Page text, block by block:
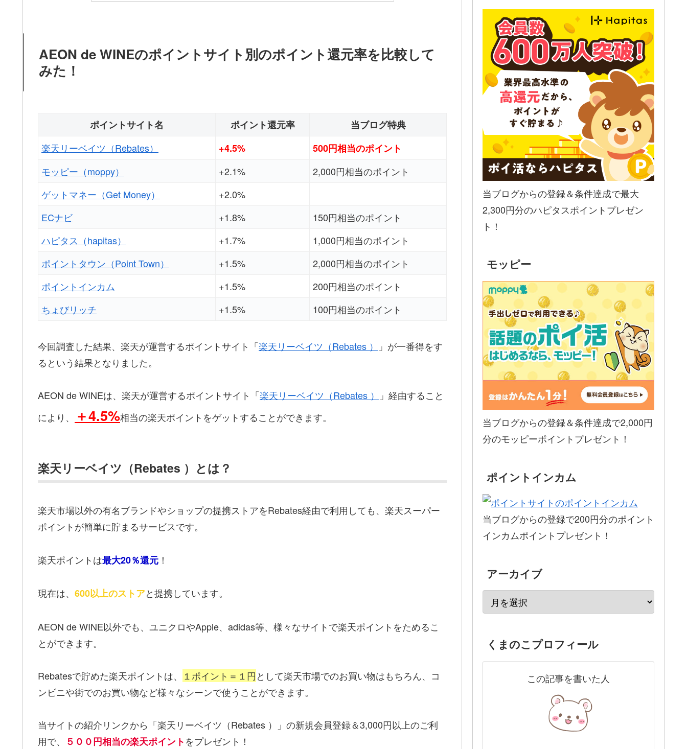
AEON de WINEのポイントサイト別のポイント還元率を比較して
みた！
ポイントサイト名 ポイント還元率
当ブログ特典
楽天リーベイツ（Rebates）
+4.5%
500円相当のポイント
モッピー（moppy）
+2.1%
2,000円相当のポイント
ゲットマネー（Get Money）
+2.0%
ECナビ
+1.8%
150円相当のポイント
ハピタス（hapitas）
+1.7%
1,000円相当のポイント
ポイントタウン（Point Town）
+1.5%
2,000円相当のポイント
ポイントインカム
+1.5%
200円相当のポイント
ちょびリッチ
+1.5% 100円相当のポイント
今回調査した結果、楽天が運営するポイントサイト「楽天リーベイツ（Rebates ）
」が一番得をす
るという結果となりました。
AEON de WINEは、楽天が運営するポイントサイト「楽天リーベイツ（Rebates ）
」経由すること
により、
＋4.5%相当の楽天ポイントをゲットすることができます。
楽天リーベイツ（Rebates ）とは？
楽天市場以外の有名ブランドやショップの提携ストアをRebates経由で利用しても、楽天スーパー
ポイントが簡単に貯まるサービスです。
楽天ポイントは最大20％還元 ！
現在は、 600以上のストアと提携しています。
AEON de WINE以外でも、ユニクロやApple、adidas等、様々なサイトで楽天ポイントをためるこ
とができます。
Rebatesで貯めた楽天ポイントは、 １ポイント＝１円として楽天市場でのお買い物はもちろん、コ
ンビニや街でのお買い物など様々なシーンで使うことができます。
当サイトの紹介リンクから「楽天リーベイツ（Rebates ）」の新規会員登録＆3,000円以上のご利
用で、
５００円相当の楽天ポイントをプレゼント！
当ブログからの登録＆条件達成で最大
2,300円分のハピタスポイントプレゼン
ト！
モッピー
当ブログからの登録＆条件達成で2,000円
分のモッピーポイントプレゼント！
ポイントインカム
当ブログからの登録で200円分のポイント
インカムポイントプレゼント！
アーカイブ
くまのこプロフィール
この記事を書いた人